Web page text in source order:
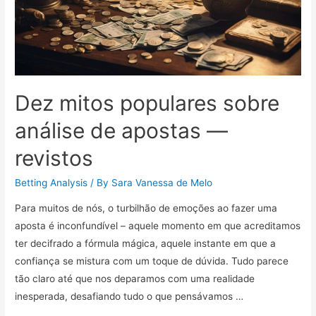
jogos
Dez mitos populares sobre
análise de apostas —
revistos
Betting Analysis / By Sara Vanessa de Melo
Para muitos de nós, o turbilhão de emoções ao fazer uma
aposta é inconfundível – aquele momento em que acreditamos
ter decifrado a fórmula mágica, aquele instante em que a
confiança se mistura com um toque de dúvida. Tudo parece
tão claro até que nos deparamos com uma realidade
inesperada, desafiando tudo o que pensávamos …